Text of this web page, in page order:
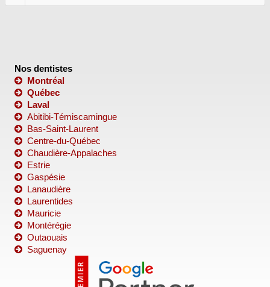
Nos dentistes
Montréal
Québec
Laval
Abitibi-Témiscamingue
Bas-Saint-Laurent
Centre-du-Québec
Chaudière-Appalaches
Estrie
Gaspésie
Lanaudière
Laurentides
Mauricie
Montérégie
Outaouais
Saguenay